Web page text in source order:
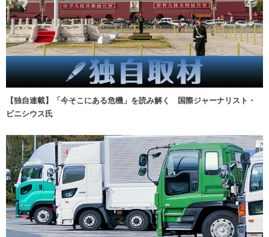
【独自連載】「今そこにある危機」を読み解く 国際ジャーナリスト・
ビニシウス氏